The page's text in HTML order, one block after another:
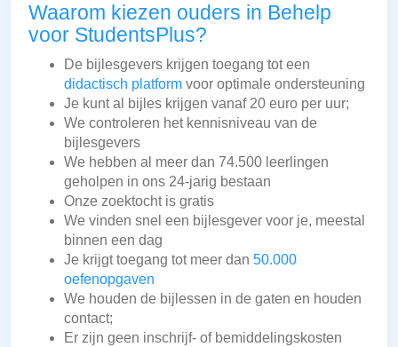
Waarom kiezen ouders in Behelp
voor StudentsPlus?
De bijlesgevers krijgen toegang tot een
didactisch platform voor optimale ondersteuning
Je kunt al bijles krijgen vanaf 20 euro per uur;
We controleren het kennisniveau van de
bijlesgevers
We hebben al meer dan 74.500 leerlingen
geholpen in ons 24-jarig bestaan
Onze zoektocht is gratis
We vinden snel een bijlesgever voor je, meestal
binnen een dag
Je krijgt toegang tot meer dan 50.000
oefenopgaven
We houden de bijlessen in de gaten en houden
contact;
Er zijn geen inschrijf- of bemiddelingskosten